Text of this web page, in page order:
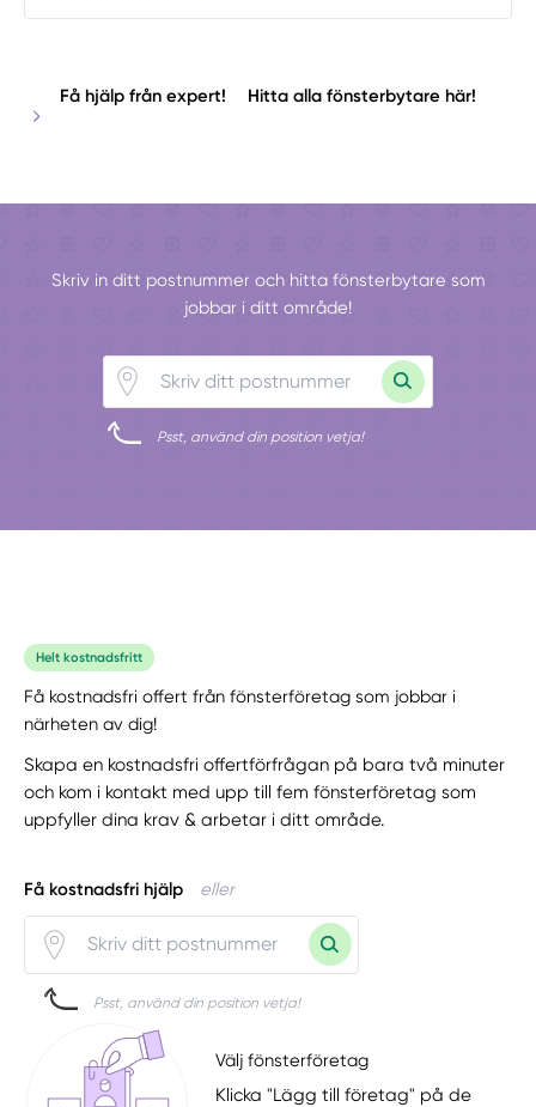
Få hjälp från expert! Hitta alla fönsterbytare här!
Skriv in ditt postnummer och hitta fönsterbytare som
jobbar i ditt område!
Psst, använd din position vetja!
Helt kostnadsfritt
Få kostnadsfri offert från fönsterföretag som jobbar i
närheten av dig!
Skapa en kostnadsfri offertförfrågan på bara två minuter
och kom i kontakt med upp till fem fönsterföretag som
uppfyller dina krav & arbetar i ditt område.
Få kostnadsfri hjälp eller
Psst, använd din position vetja!
Välj fönsterföretag
Klicka "Lägg till företag" på de